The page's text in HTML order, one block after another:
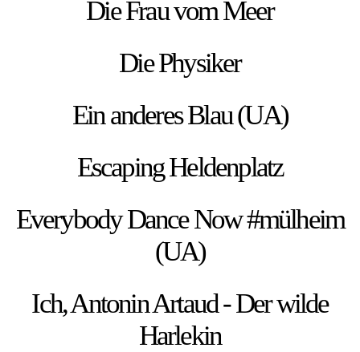
Die Frau vom Meer
Die Physiker
Ein anderes Blau (UA)
Escaping Heldenplatz
Everybody Dance Now #mülheim
(UA)
Ich, Antonin Artaud - Der wilde
Harlekin